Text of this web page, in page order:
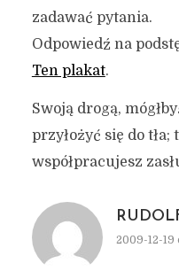
zadawać pytania.
Odpowiedź na
Ten plakat.
Swoją drogą,
przyłożyć się do
współpracujesz
2009-12-19